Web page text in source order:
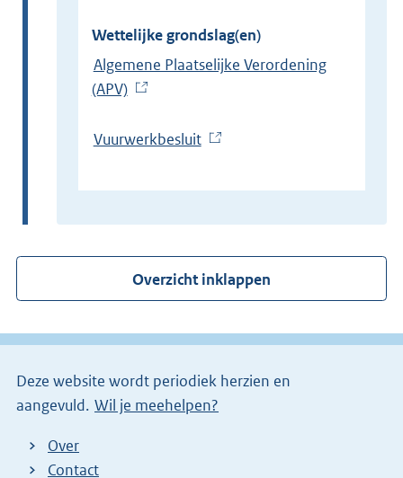
Wettelijke grondslag(en)
Algemene Plaatselijke Verordening
(APV)(
x
e
e
i
n
)
Vuurwerkbesluit(
x
r
n
l
n
k
Overzicht inklappen
Deze website wordt periodiek herzien en
aangevuld. Wil je meehelpen?
Over
Contact